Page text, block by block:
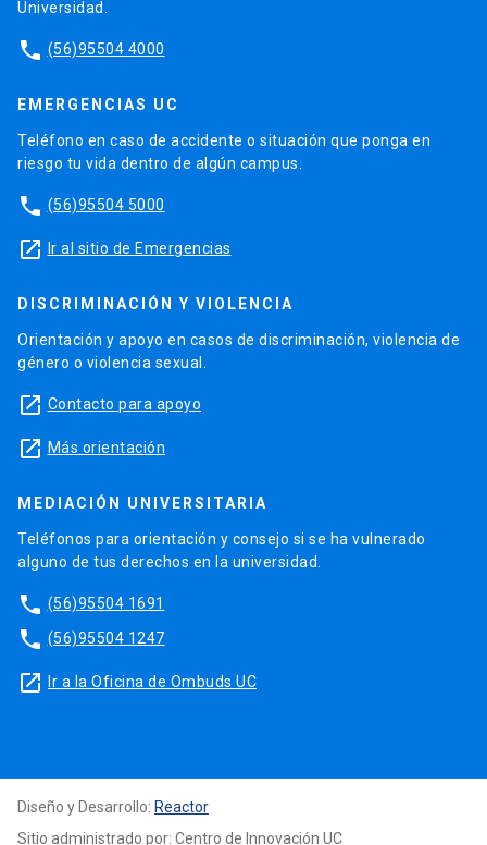
Universidad.
phone (56)95504 4000
EMERGENCIAS UC
Teléfono en caso de accidente o situación que ponga en
riesgo tu vida dentro de algún campus.
phone (56)95504 5000
launch Ir al sitio de Emergencias
DISCRIMINACIÓN Y VIOLENCIA
Orientación y apoyo en casos de discriminación, violencia de
género o violencia sexual.
launch Contacto para apoyo
launch Más orientación
MEDIACIÓN UNIVERSITARIA
Teléfonos para orientación y consejo si se ha vulnerado
alguno de tus derechos en la universidad.
phone (56)95504 1691
phone (56)95504 1247
launch Ir a la Oficina de Ombuds UC
Diseño y Desarrollo: Reactor
Sitio administrado por: Centro de Innovación UC